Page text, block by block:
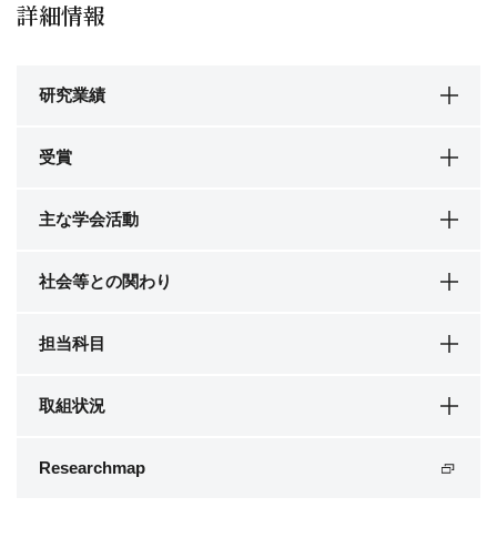
詳細情報
研究業績
受賞
主な学会活動
社会等との関わり
担当科目
取組状況
Researchmap